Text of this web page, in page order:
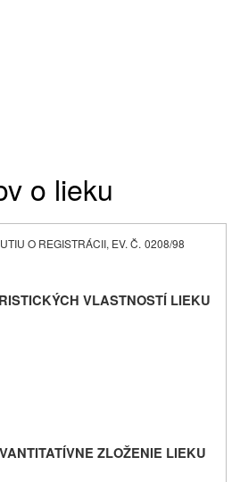
o lieku
O REGISTRÁCII, EV. Č. 0208/98
VLASTNOSTÍ LIEKU
ZLOŽENIE LIEKU